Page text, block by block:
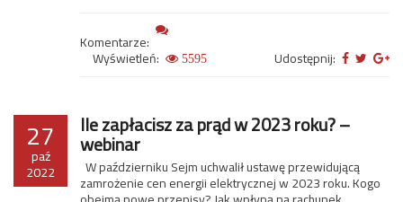
Komentarze:
Wyświetleń: 5595 Udostępnij:
27
paź
2022
Ile zapłacisz za prąd w 2023 roku? –
webinar
W październiku Sejm uchwalił ustawę przewidującą
zamrożenie cen energii elektrycznej w 2023 roku. Kogo